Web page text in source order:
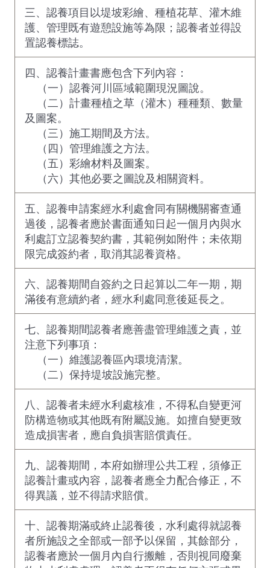
三、認養項目以堤坡彩繪、種植花草、灌木維
護、管理既有遊憩設施等為限；認養者並得設
置認養標誌。
四、認養計畫書應包含下列內容：
（一）認養河川區域範圍現況圖說。
（二）計畫種植之草（灌木）種種類、數量
及圖案。
（三）施工期間及方法。
（四）管理維護之方法。
（五）彩繪材料及圖案。
（六）其他必要之圖說及相關資料。
五、認養申請案經水利處會同有關機關審查通
過後，認養者應於書面通知日起一個月內與水
利處訂立認養契約書，其範例如附件；未依期
限完成簽約者，取消其認養資格。
六、認養期間自簽約之日起算以二年一期，期
滿後有意續約者，經水利處同意後延長之。
七、認養期間認養者應善盡管理維護之責，並
注意下列事項：
（一）維護認養區內環境清潔。
（二）保持堤坡設施完整。
八、認養者未經水利處核准，不得私自變更河
防構造物或其他既有附屬設施。如擅自變更致
造成損害者，應自負損害賠償責任。
九、認養期間，本府如辦理公共工程，須修正
認養計畫或內容，認養者應全力配合修正，不
得異議，並不得請求賠償。
十、認養期滿或終止認養後，水利處得就認養
者所施設之全部或一部予以保留，其餘部分，
認養者應於一個月內自行搬離，否則視同廢棄